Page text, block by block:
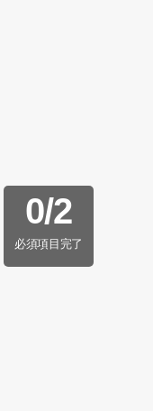
0/2
必須項目完了